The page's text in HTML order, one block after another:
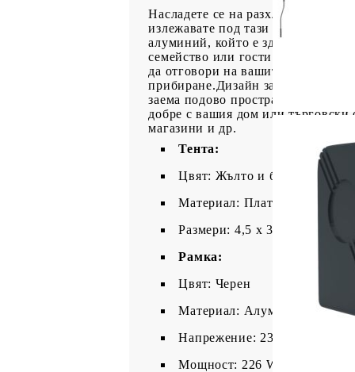
Насладете се на разхладителна
излежавате под тази прибираща
алуминий, който е здрав и
семейство или гости от UV лъчи
да отговори на вашите различни
прибиране.Дизайн за стенен
заема подово
добре с вашия дом или търговски
магазини и др.
Тента:
Цвят: Жълто и бяло
Материал: Плат (100%
Размери: 4,5 x 3 м (Д x Ш)
Рамка:
Цвят: Черен
Материал: Алуминий с
Напрежение: 230 V, 50/60 Hz
Мощност: 226 W